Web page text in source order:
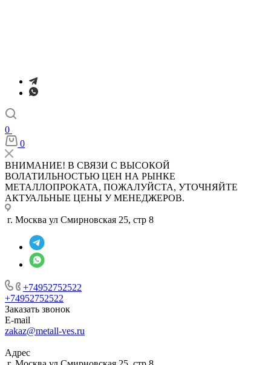
0
0
ВНИМАНИЕ! В СВЯЗИ С ВЫСОКОЙ
ВОЛАТИЛЬНОСТЬЮ ЦЕН НА РЫНКЕ
МЕТАЛЛОПРОКАТА, ПОЖАЛУЙСТА, УТОЧНЯЙТЕ
АКТУАЛЬНЫЕ ЦЕНЫ У МЕНЕДЖЕРОВ.
г. Москва ул Смирновская 25, стр 8
+74952752522
+74952752522
Заказать звонок
E-mail
zakaz@metall-ves.ru
Адрес